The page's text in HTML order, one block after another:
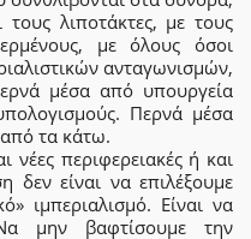
λιποτάκτες, με τους
με όλους όσοι
ανταγωνισμών,
μέσα από υπουργεία
Περνά μέσα
από τα κάτω.
περιφερειακές ή και
δεν είναι να επιλέξουμε
ιμπεριαλισμό. Είναι να
μην βαφτίσουμε την